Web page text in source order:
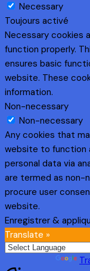
Necessary
Toujours activé
Necessary cookies
function properly.
ensures basic
website. These
information.
Non-necessary
Non-necessary
Any cookies that
website to function
personal data via
are termed as non-
procure user
website.
Enregistrer &
Translate »